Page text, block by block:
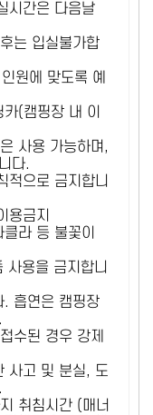
시간은 다음날
는 입실불가합
원에 맞도록 예
(캠핑장 내 이
사용 가능하며,
다.
적으로 금지합니
용금지
라 등 불꽃이
용을 금지합니
. 흡연은 캠핑장
수된 경우 강제
사고 및 분실, 도
취침시간 (매너